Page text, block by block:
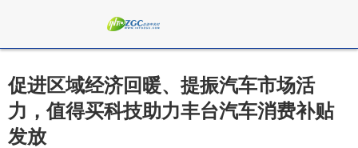
促进区域经济回暖、提振汽车市场活
力，值得买科技助力丰台汽车消费补贴
发放